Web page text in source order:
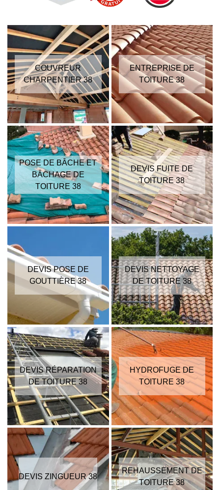
COUVREUR
CHARPENTIER 38
ENTREPRISE DE
TOITURE 38
POSE DE BÂCHE ET
BÂCHAGE DE
TOITURE 38
DEVIS FUITE DE
TOITURE 38
DEVIS POSE DE
GOUTTIÈRE 38
DEVIS NETTOYAGE
DE TOITURE 38
DEVIS RÉPARATION
DE TOITURE 38
HYDROFUGE DE
TOITURE 38
DEVIS ZINGUEUR 38
REHAUSSEMENT DE
TOITURE 38